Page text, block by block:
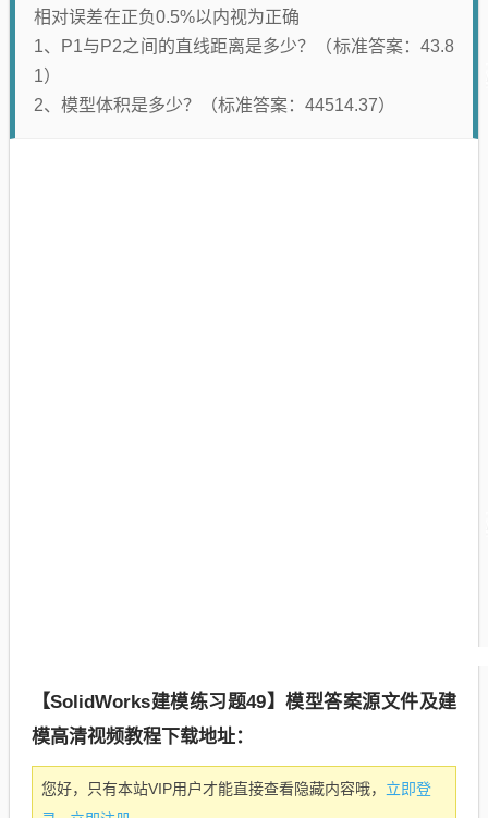
相对误差在正负0.5%以内视为正确
1、P1与P2之间的直线距离是多少？（标准答案：43.8
1）
2、模型体积是多少？（标准答案：44514.37）
【SolidWorks建模练习题49】模型答案源文件及建
模高清视频教程下载地址：
您好，只有本站VIP用户才能直接查看隐藏内容哦， 立即登